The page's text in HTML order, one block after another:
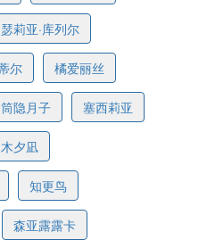
瑟莉亚·库列尔
尔 橘爱丽丝
筒隐月子 塞西莉亚
夕凪
知更鸟
森亚露露卡